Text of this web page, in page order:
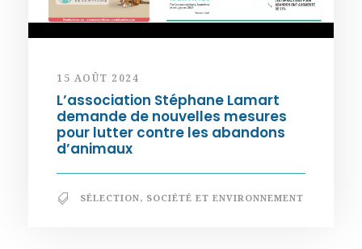
15 AOÛT 2024
L’association Stéphane Lamart
demande de nouvelles mesures
pour lutter contre les abandons
d’animaux
SÉLECTION, SOCIÉTÉ ET ENVIRONNEMENT